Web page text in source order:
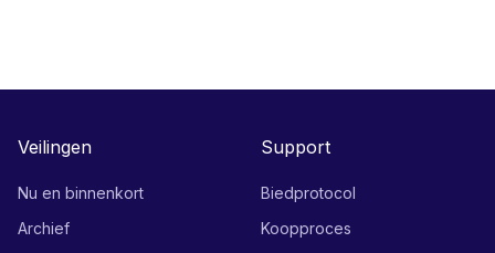
Veilingen
Nu en binnenkort
Archief
Support
Biedprotocol
Koopproces